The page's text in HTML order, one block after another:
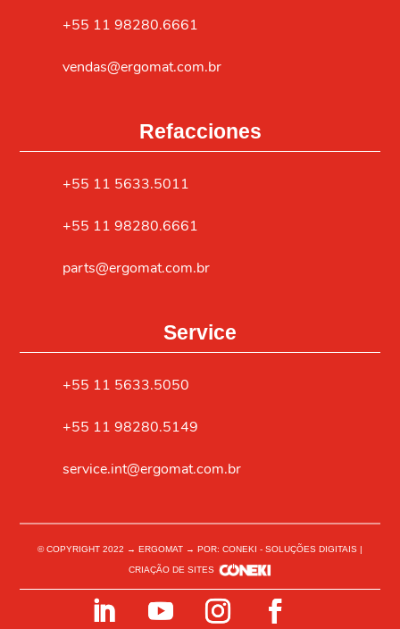
+55 11 98280.6661
vendas@ergomat.com.br
Refacciones
+55 11 5633.5011
+55 11 98280.6661
parts@ergomat.com.br
Service
+55 11 5633.5050
+55 11 98280.5149
service.int@ergomat.com.br
© COPYRIGHT 2022 → ERGOMAT → POR: CONEKI - SOLUÇÕES DIGITAIS |
CRIAÇÃO DE SITES